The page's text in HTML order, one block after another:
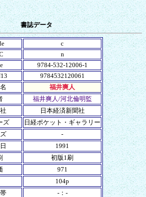
書誌データ
c
n
9784-532-12006-1
9784532120061
福井爽人
福井爽人/河北倫明監
日本経済新聞社
ズ
日経ポケット・ギャラリー
-
1991
初版1刷
971
104p
-：-